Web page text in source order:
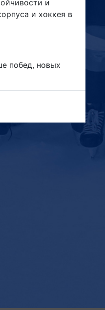
и
и хоккея в
побед, новых